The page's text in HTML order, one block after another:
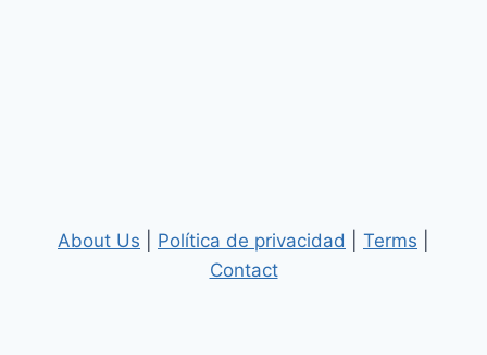
About Us Política de privacidad Terms
Contact